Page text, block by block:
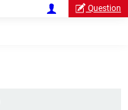
Question